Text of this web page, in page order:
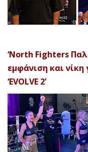
‘North Fighters
εμφάνιση και
‘EVOLVE 2’